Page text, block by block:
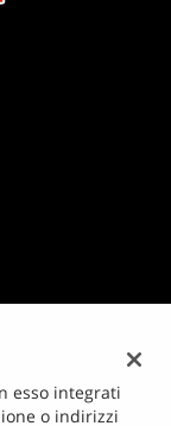
esso integrati
o indirizzi